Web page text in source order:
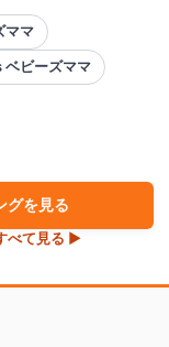
ママ
ベビーズママ
グを見る
べて見る ▶